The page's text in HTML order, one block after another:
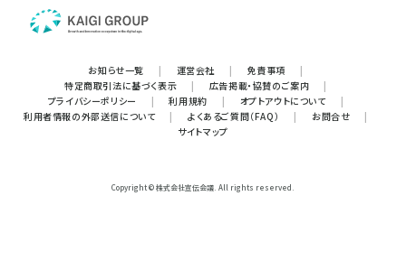
お知らせ一覧 | 運営会社 | 免責事項
|
特定商取引法に基づく表示
| 広告掲載・協賛のご案内
|
プライバシーポリシー
| 利用規約 | オプトアウトについて
|
利用者情報の外部送信について
| よくあるご質問（FAQ） | お問合せ
|
サイトマップ
Copyright © 株式会社宣伝会議. All rights reserved.